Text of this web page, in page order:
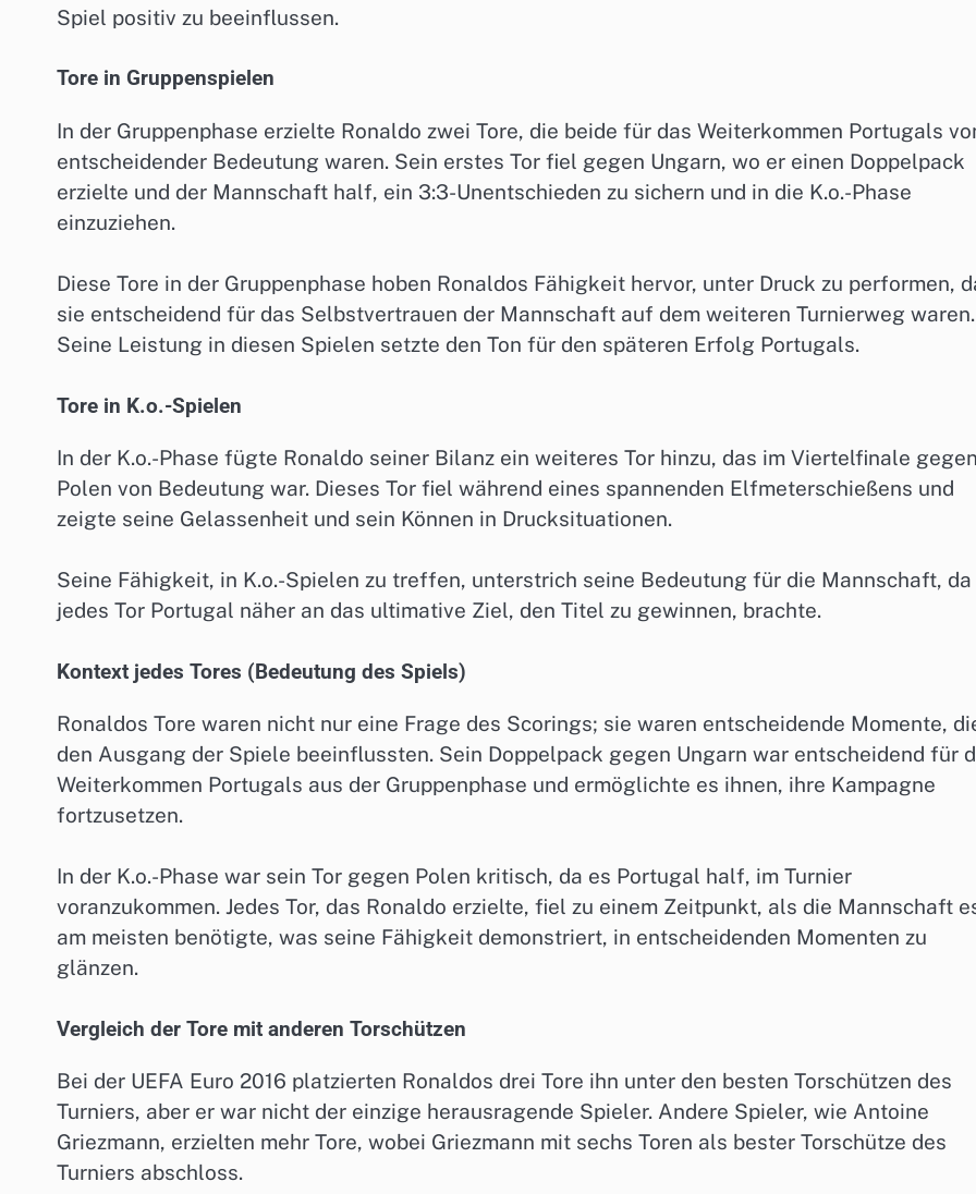
Spiel positiv zu beeinflussen.
Tore in Gruppenspielen
In der Gruppenphase erzielte Ronaldo zwei Tore, die beide für das Weiterkommen Portugals
entscheidender Bedeutung waren. Sein erstes Tor fiel gegen Ungarn, wo er einen Doppelpack
erzielte und der Mannschaft half, ein 3:3-Unentschieden zu sichern und in die K.o.-Phase
einzuziehen.
Diese Tore in der Gruppenphase hoben Ronaldos Fähigkeit hervor, unter Druck zu performen,
sie entscheidend für das Selbstvertrauen der Mannschaft auf dem weiteren Turnierweg waren.
Seine Leistung in diesen Spielen setzte den Ton für den späteren Erfolg Portugals.
Tore in K.o.-Spielen
In der K.o.-Phase fügte Ronaldo seiner Bilanz ein weiteres Tor hinzu, das im Viertelfinale
Polen von Bedeutung war. Dieses Tor fiel während eines spannenden Elfmeterschießens und
zeigte seine Gelassenheit und sein Können in Drucksituationen.
Seine Fähigkeit, in K.o.-Spielen zu treffen, unterstrich seine Bedeutung für die Mannschaft, da
jedes Tor Portugal näher an das ultimative Ziel, den Titel zu gewinnen, brachte.
Kontext jedes Tores (Bedeutung des Spiels)
Ronaldos Tore waren nicht nur eine Frage des Scorings; sie waren entscheidende Momente,
den Ausgang der Spiele beeinflussten. Sein Doppelpack gegen Ungarn war entscheidend für
Weiterkommen Portugals aus der Gruppenphase und ermöglichte es ihnen, ihre Kampagne
fortzusetzen.
In der K.o.-Phase war sein Tor gegen Polen kritisch, da es Portugal half, im Turnier
voranzukommen. Jedes Tor, das Ronaldo erzielte, fiel zu einem Zeitpunkt, als die Mannschaft
am meisten benötigte, was seine Fähigkeit demonstriert, in entscheidenden Momenten zu
glänzen.
Vergleich der Tore mit anderen Torschützen
Bei der UEFA Euro 2016 platzierten Ronaldos drei Tore ihn unter den besten Torschützen des
Turniers, aber er war nicht der einzige herausragende Spieler. Andere Spieler, wie Antoine
Griezmann, erzielten mehr Tore, wobei Griezmann mit sechs Toren als bester Torschütze des
Turniers abschloss.